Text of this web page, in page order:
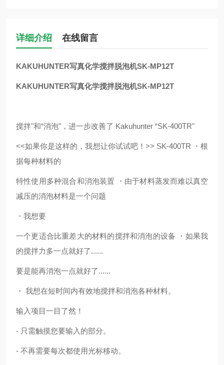
详细介绍 在线留言
KAKUHUNTER写真化学搅拌脱泡机SK-MP12T
KAKUHUNTER写真化学搅拌脱泡机SK-MP12T
搅拌"和“消泡"，进一步改善了 Kakuhunter “SK-400TR"
<<如果你是这样的，我想让你试试吧！>> SK-400TR ・根
据每种材料的
特性使用多种混合和消泡装置 ・由于材料蒸发而难以真空
减压的消泡材料是一个问题
・我想要
一个更适合比重差大的材料的搅拌和消泡的设备 ・如果我
的搅拌力多一点就好了......
要是能再消泡一点就好了......
・ 我想在短时间内有效地搅拌和消泡各种材料。
输入项目一目了然！
- 只需触摸您要输入的部分。
- 不再需要每次都使用光标移动。